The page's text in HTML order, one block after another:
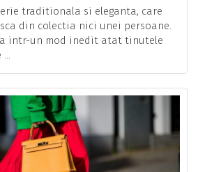
traditionala si eleganta, care
din colectia nici unei persoane.
intr-un mod inedit atat tinutele